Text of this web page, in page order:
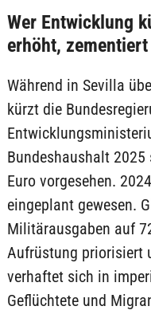
Wer Entwicklung
erhöht,
Während in Sevilla
kürzt die
Bundeshaushalt
Euro vorgesehen.
eingeplant gewesen.
Militärausgaben auf
Aufrüstung priorisiert
verhaftet sich in
Geflüchtete und